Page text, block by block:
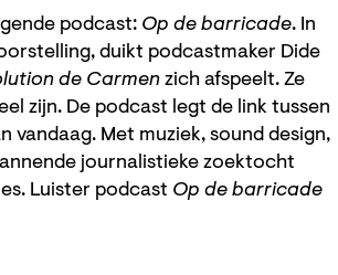
podcast: Op de barricade. In
duikt podcastmaker Dide
de Carmen zich afspeelt. Ze
zijn. De podcast legt de link tussen
vandaag. Met muziek, sound design,
journalistieke zoektocht
Luister podcast Op de barricade